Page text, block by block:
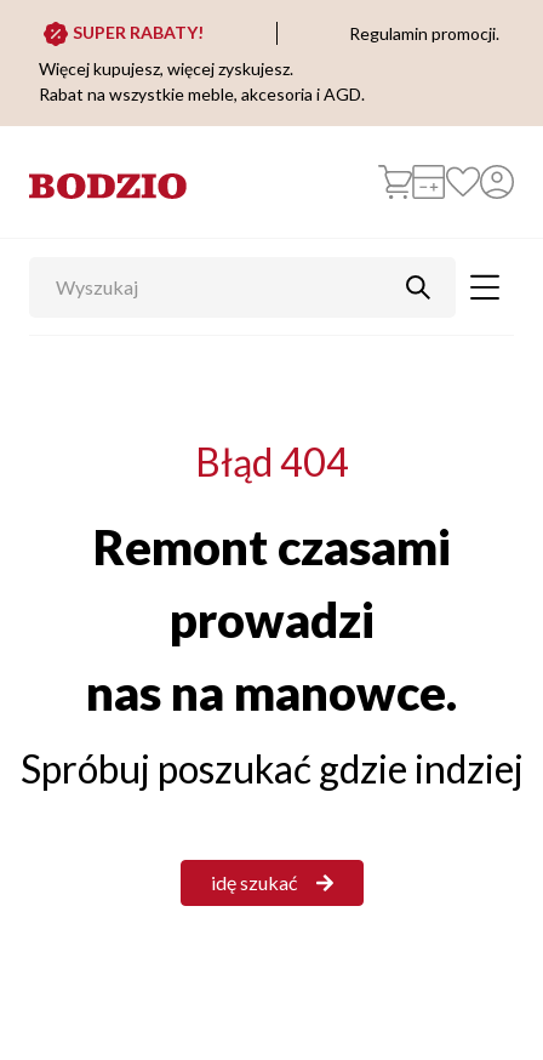
SUPER RABATY!
Regulamin promocji.
Więcej kupujesz, więcej zyskujesz.
Rabat na wszystkie meble, akcesoria i AGD.
Błąd 404
Remont czasami
prowadzi
nas na manowce.
Spróbuj poszukać gdzie indziej
idę szukać